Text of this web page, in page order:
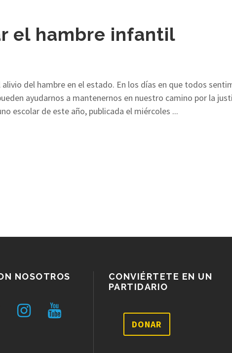
el hambre infantil
del hambre en el estado. En los días en que todos
ayudarnos a mantenernos en nuestro camino por la
escolar de este año, publicada el miércoles ...
NOSOTROS
CONVIÉRTETE EN UN
PARTIDARIO
DONAR